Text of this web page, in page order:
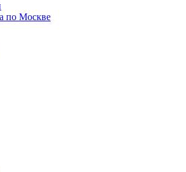
по Москве